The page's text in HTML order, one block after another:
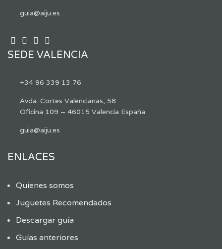
guia@aiju.es
SEDE VALENCIA
+34 96 339 13 76
Avda. Cortes Valencianas, 58
Oficina 109 – 46015 Valencia España
guia@aiju.es
ENLACES
Quienes somos
Juguetes Recomendados
Descargar guía
Guías anteriores